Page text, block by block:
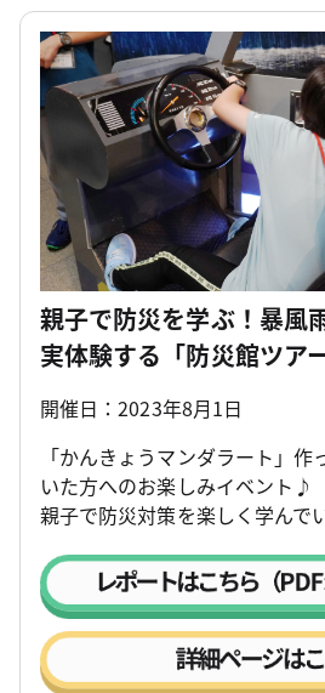
親子で防災を学ぶ！暴風
実体験する「防災館ツア
開催日：2023年8月1日
「かんきょうマンダラート」
いた方へのお楽しみイベント♪
親子で防災対策を楽しく学んで